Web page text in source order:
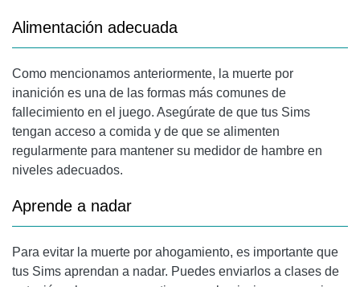
Alimentación adecuada
Como mencionamos anteriormente, la muerte por
inanición es una de las formas más comunes de
fallecimiento en el juego. Asegúrate de que tus Sims
tengan acceso a comida y de que se alimenten
regularmente para mantener su medidor de hambre en
niveles adecuados.
Aprende a nadar
Para evitar la muerte por ahogamiento, es importante que
tus Sims aprendan a nadar. Puedes enviarlos a clases de